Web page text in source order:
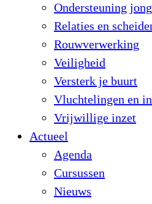
Ondersteuning
Relaties en
Rouwverwerking
Veiligheid
Versterk je buurt
Vluchtelingen en
Vrijwillige inzet
Actueel
Agenda
Cursussen
Nieuws